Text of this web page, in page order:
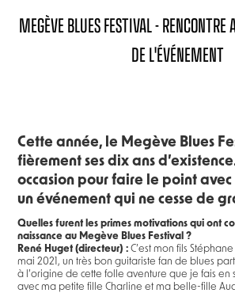
MEGÈVE BLUES FESTIVAL - RENCONTRE
DE L'ÉVÉNEMENT
Cette année, le Megève Blues
fièrement ses dix ans
occasion pour faire le point avec
un événement qui ne cesse de
Quelles furent les primes motivations qui ont
naissance au Megève Blues Festival ?
René Huget (directeur) : C’est mon fils
mai 2021, un très bon guitariste fan de blues
à l’origine de cette folle aventure que je fais
avec ma petite fille Charline et ma belle-fille